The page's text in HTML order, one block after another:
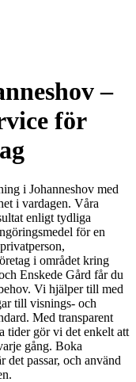
–
för
i Johanneshov med
i vardagen. Våra
enligt tydliga
för en
i området kring
Enskede Gård får du
Vi hjälper till med
till visnings- och
Med transparent
tider gör vi det enkelt att
gång. Boka
det passar, och använd